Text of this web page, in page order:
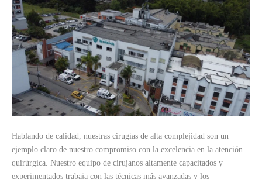
Hablando de calidad, nuestras cirugías de alta complejidad son un
ejemplo claro de nuestro compromiso con la excelencia en la atención
quirúrgica. Nuestro equipo de cirujanos altamente capacitados y
experimentados trabaja con las técnicas más avanzadas y los